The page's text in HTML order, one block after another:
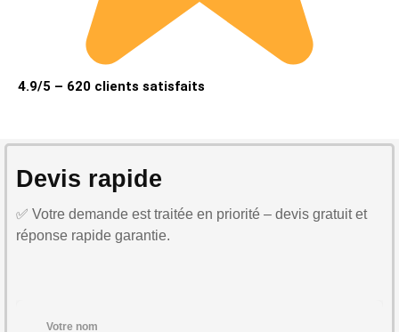
4.9/5 – 620 clients satisfaits
Devis rapide
✅ Votre demande est traitée en priorité – devis gratuit et
réponse rapide garantie.
Votre nom